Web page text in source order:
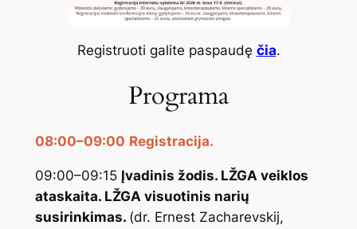
Registruoti galite paspaudę čia.
Programa
08:00–09:00 Registracija.
09:00–09:15 Įvadinis žodis. LŽGA veiklos
ataskaita. LŽGA visuotinis narių
susirinkimas. (dr. Ernest Zacharevskij,